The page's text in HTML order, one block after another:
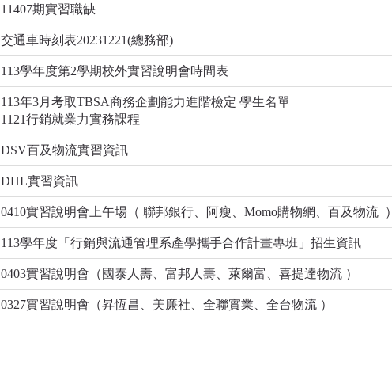
11407期實習職缺
交通車時刻表20231221(總務部)
113學年度第2學期校外實習說明會時間表
113年3月考取TBSA商務企劃能力進階檢定 學生名單
1121行銷就業力實務課程
​DSV百及物流實習資訊
DHL實習資訊
0410實習說明會上午場（ 聯邦銀行、阿瘦、Momo購物網、百及物流 ）
113學年度「行銷與流通管理系產學攜手合作計畫專班」招生資訊
0403實習說明會（國泰人壽、富邦人壽、萊爾富、喜提達物流 ）
0327實習說明會（昇恆昌、美廉社、全聯實業、全台物流 ）